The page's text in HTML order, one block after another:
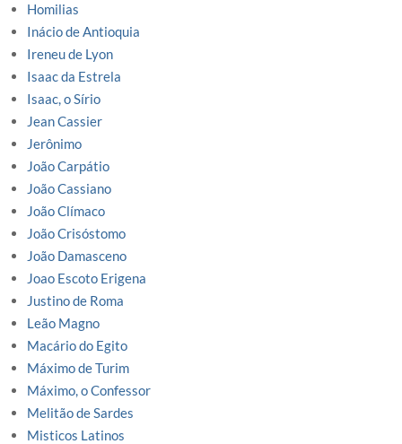
Homilias
Inácio de Antioquia
Ireneu de Lyon
Isaac da Estrela
Isaac, o Sírio
Jean Cassier
Jerônimo
João Carpátio
João Cassiano
João Clímaco
João Crisóstomo
João Damasceno
Joao Escoto Erigena
Justino de Roma
Leão Magno
Macário do Egito
Máximo de Turim
Máximo, o Confessor
Melitão de Sardes
Misticos Latinos